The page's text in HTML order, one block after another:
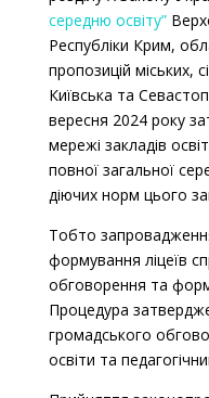
середню освіту”
Республіки Крим,
пропозицій міських,
Київська та
вересня 2024 року
мережі закладів
повної загальної
діючих норм цього
Тобто
формування ліцеїв
обговорення та
Процедура
громадського
освіти та